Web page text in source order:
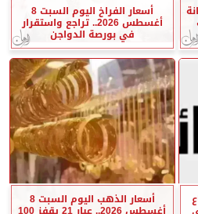
أسعار الفراخ اليوم السبت 8
أغسطس 2026.. تراجع واستقرار
في بورصة الدواجن
أسعار الذهب اليوم السبت 8